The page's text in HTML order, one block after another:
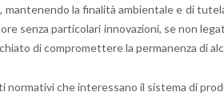
man­te­nen­do la fi­na­li­tà am­bien­ta­le e di
senza par­ti­co­la­ri in­no­va­zio­ni, se non
di com­pro­met­te­re la per­ma­nen­za di
nor­ma­ti­vi che in­te­res­sa­no il si­ste­ma di